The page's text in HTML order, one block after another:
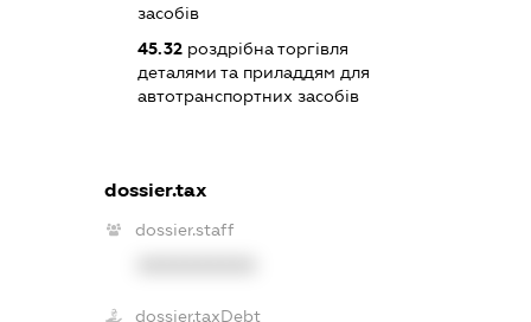
засобів
45.32роздрібна торгівля
деталями та приладдям для
автотранспортних засобів
dossier.tax
dossier.staff
dossier.taxDebt